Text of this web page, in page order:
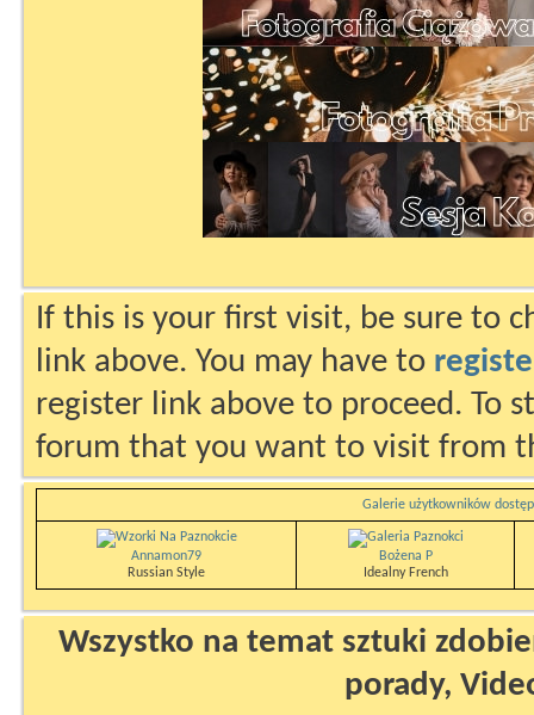
If this is your first visit, be sure to
link above. You may have to
register link above to proceed. To
forum that you want to visit from
Galerie użytkowników
Annamon79
Russian Style
Bożena P
Idealny French
Wszystko na temat sztuki
porady,